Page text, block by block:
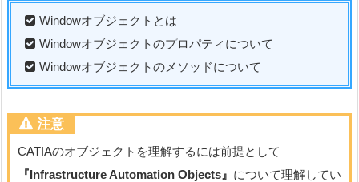
Windowオブジェクトとは
Windowオブジェクトのプロパティについて
Windowオブジェクトのメソッドについて
注意
CATIAのオブジェクトを理解するには前提として
『Infrastructure Automation Objects』 について理解してい